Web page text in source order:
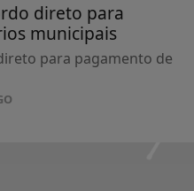
direto para
municipais
para pagamento de